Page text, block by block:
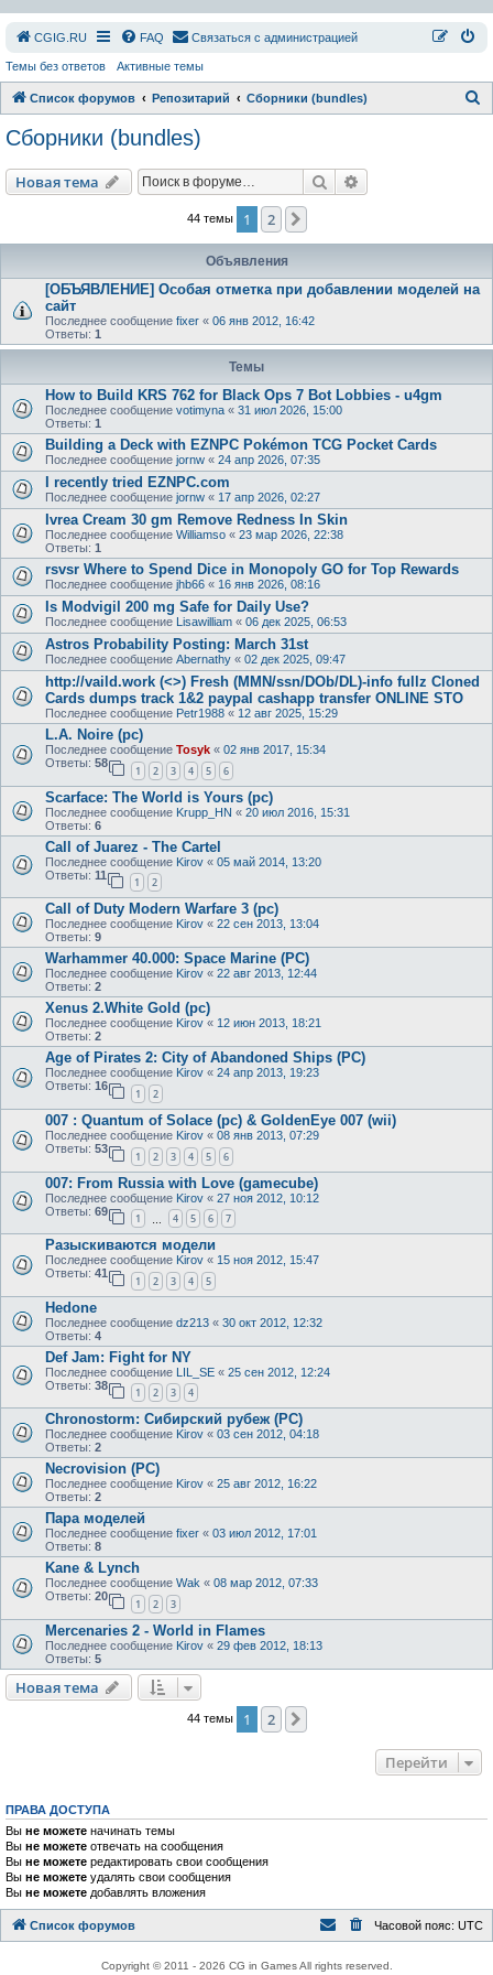
СGIG.RU FAQ Связаться с администрацией
Темы без ответов Активные темы
Список форумов Репозитарий Сборники (bundles)
Сборники (bundles)
Новая тема Поиск
44 темы 1 2
Объявления
[ОБЪЯВЛЕНИЕ] Особая отметка при добавлении моделей на
сайт
Последнее сообщение fixer « 06 янв 2012, 16:42
Ответы: 1
Темы
How to Build KRS 762 for Black Ops 7 Bot Lobbies - u4gm
Последнее сообщение votimyna « 31 июл 2026, 15:00
Ответы: 1
Building a Deck with EZNPC Pokémon TCG Pocket Cards
Последнее сообщение jornw « 24 апр 2026, 07:35
I recently tried EZNPC.com
Последнее сообщение jornw « 17 апр 2026, 02:27
Ivrea Cream 30 gm Remove Redness In Skin
Последнее сообщение Williamso « 23 мар 2026, 22:38
Ответы: 1
rsvsr Where to Spend Dice in Monopoly GO for Top Rewards
Последнее сообщение jhb66 « 16 янв 2026, 08:16
Is Modvigil 200 mg Safe for Daily Use?
Последнее сообщение Lisawilliam « 06 дек 2025, 06:53
Astros Probability Posting: March 31st
Последнее сообщение Abernathy « 02 дек 2025, 09:47
http://vaild.work (<>) Fresh (MMN/ssn/DOb/DL)-info fullz Cloned
Cards dumps track 1&2 paypal cashapp transfer ONLINE STO
Последнее сообщение Petr1988 « 12 авг 2025, 15:29
L.A. Noire (pc)
Последнее сообщение Tosyk « 02 янв 2017, 15:34
Ответы: 58
1 2 3 4 5 6
Scarface: The World is Yours (pc)
Последнее сообщение Krupp_HN « 20 июл 2016, 15:31
Ответы: 6
Call of Juarez - The Cartel
Последнее сообщение Kirov « 05 май 2014, 13:20
Ответы: 11
1 2
Call of Duty Modern Warfare 3 (pc)
Последнее сообщение Kirov « 22 сен 2013, 13:04
Ответы: 9
Warhammer 40.000: Space Marine (PC)
Последнее сообщение Kirov « 22 авг 2013, 12:44
Ответы: 2
Xenus 2.White Gold (pc)
Последнее сообщение Kirov « 12 июн 2013, 18:21
Ответы: 2
Age of Pirates 2: City of Abandoned Ships (PC)
Последнее сообщение Kirov « 24 апр 2013, 19:23
Ответы: 16
1 2
007 : Quantum of Solace (pc) & GoldenEye 007 (wii)
Последнее сообщение Kirov « 08 янв 2013, 07:29
Ответы: 53
1 2 3 4 5 6
007: From Russia with Love (gamecube)
Последнее сообщение Kirov « 27 ноя 2012, 10:12
Ответы: 69
1 4 5 6 7
Разыскиваются модели
Последнее сообщение Kirov « 15 ноя 2012, 15:47
Ответы: 41
1 2 3 4 5
Hedone
Последнее сообщение dz213 « 30 окт 2012, 12:32
Ответы: 4
Def Jam: Fight for NY
Последнее сообщение LIL_SE « 25 сен 2012, 12:24
Ответы: 38
1 2 3 4
Chronostorm: Сибирский рубеж (PC)
Последнее сообщение Kirov « 03 сен 2012, 04:18
Ответы: 2
Necrovision (PC)
Последнее сообщение Kirov « 25 авг 2012, 16:22
Ответы: 2
Пара моделей
Последнее сообщение fixer « 03 июл 2012, 17:01
Ответы: 8
Kane & Lynch
Последнее сообщение Wak « 08 мар 2012, 07:33
Ответы: 20
1 2 3
Mercenaries 2 - World in Flames
Последнее сообщение Kirov « 29 фев 2012, 18:13
Ответы: 5
Новая тема
44 темы 1 2
Перейти
ПРАВА ДОСТУПА
Вы не можете начинать темы
Вы не можете отвечать на сообщения
Вы не можете редактировать свои сообщения
Вы не можете удалять свои сообщения
Вы не можете добавлять вложения
Список форумов Часовой пояс: UTC
Copyright © 2011 - 2026 CG in Games All rights reserved.